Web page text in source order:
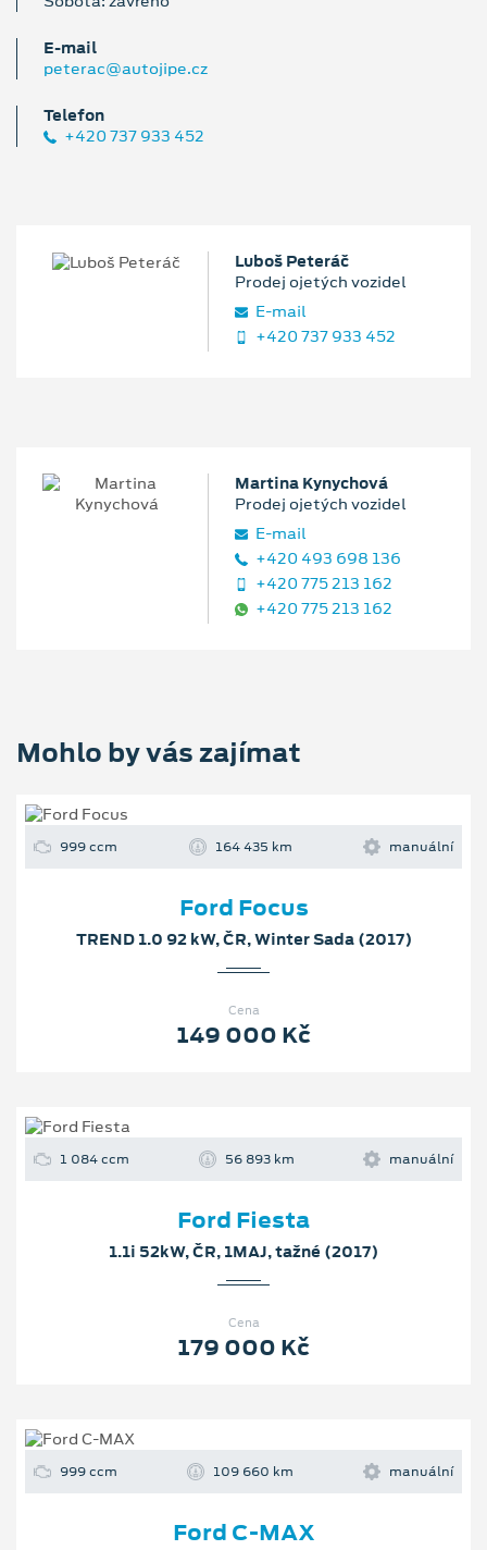
E‑mail
peterac@autojipe.cz
Telefon
+420 737 933 452
Luboš Peteráč
Prodej ojetých vozidel
E‑mail
+420 737 933 452
Martina Kynychová
Prodej ojetých vozidel
E‑mail
+420 493 698 136
+420 775 213 162
+420 775 213 162
Mohlo by vás zajímat
999 ccm 164 435 km manuální
Ford Focus
TREND 1.0 92 kW, ČR, Winter Sada (2017)
Cena
149 000 Kč
1 084 ccm 56 893 km manuální
Ford Fiesta
1.1i 52kW, ČR, 1MAJ, tažné (2017)
Cena
179 000 Kč
999 ccm 109 660 km manuální
Ford C-MAX